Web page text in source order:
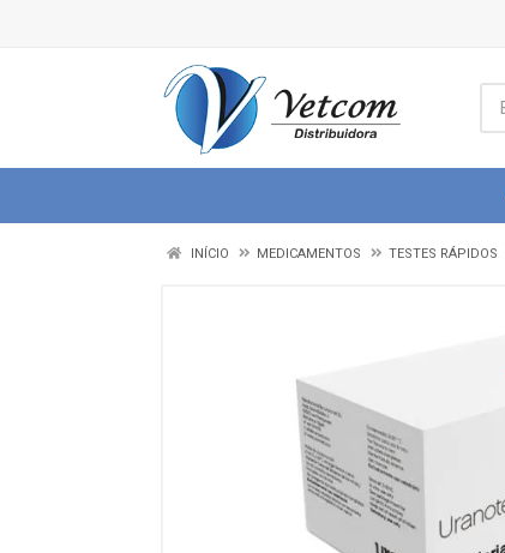
INÍCIO MEDICAMENTOS TESTES RÁPIDOS